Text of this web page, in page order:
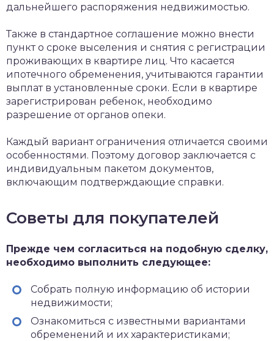
дальнейшего распоряжения недвижимостью.
Также в стандартное соглашение можно внести
пункт о сроке выселения и снятия с регистрации
проживающих в квартире лиц. Что касается
ипотечного обременения, учитываются гарантии
выплат в установленные сроки. Если в квартире
зарегистрирован ребенок, необходимо
разрешение от органов опеки.
Каждый вариант ограничения отличается своими
особенностями. Поэтому договор заключается с
индивидуальным пакетом документов,
включающим подтверждающие справки.
Советы для покупателей
Прежде чем согласиться на подобную сделку,
необходимо выполнить следующее:
Собрать полную информацию об истории
недвижимости;
Ознакомиться с известными вариантами
обременений и их характеристиками;